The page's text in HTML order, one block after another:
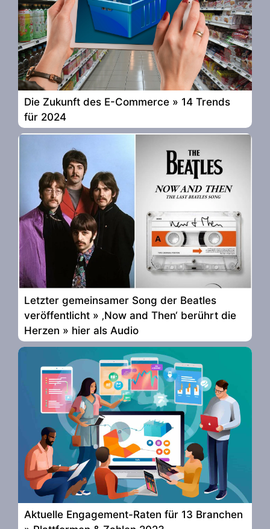
Die Zukunft des E-Commerce » 14 Trends
für 2024
Letzter gemeinsamer Song der Beatles
veröffentlicht » ‚Now and Then‘ berührt die
Herzen » hier als Audio
Aktuelle Engagement-Raten für 13 Branchen